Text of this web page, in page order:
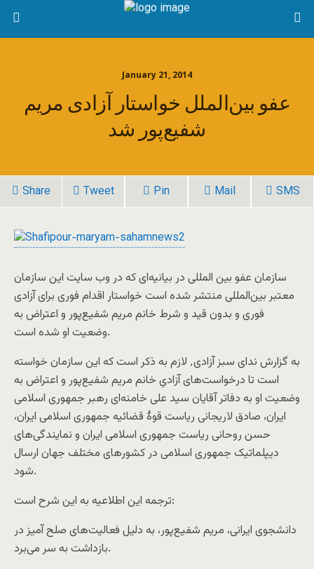
January 21, 2014
عفو بین‌الملل خواستار آزادی مریم
شفیع‌پور شد
Share Tweet Pin Mail SMS
سازمان عفو بین المللی در بیانیه‌ای که در وب سایت این سازمان
معتبر بین‌المللی منتشر شده است خواستار اقدام فوری برای آزادی
فوری و بدون قید و شرط خانم مریم شفیع‌پور و اعتراض به
وضعیت او شده است.
به گزارش ندای سبز آزادی٬ لازم به ذکر است که این سازمان خواسته
است تا درخواست‌های آزادیِ خانم مریم شفیع‌پور و اعتراض به
وضعیت او به دفا‌تر آقایان سید علی خامنه‌ای رهبر جمهوری اسلامی
ایران، صادق لاریجانی ریاست قوۀ قضائیه جمهوری اسلامی ایران،
حسن روحانی ریاست جمهوری اسلامی ایران و نمایندگی‌های
دیپلماتیک جمهوری اسلامی در کشورهای مختلف جهان ارسال
شود.
ترجمه این اطلاعیه به این شرح است:
دانشجوی ایرانی، مریم شفیع‌پور، به دلیل فعالیت‌های صلح آمیز در
بازداشت به سر می‌برد.